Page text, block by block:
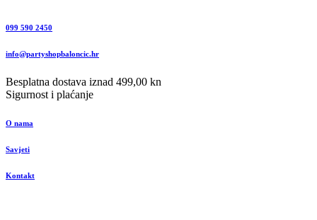
099 590 2450
info@partyshopbaloncic.hr
Besplatna dostava iznad 499,00 kn
Sigurnost i plaćanje
O nama
Savjeti
Kontakt